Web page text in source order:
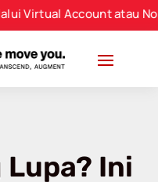
Account atau Nomor
Ini